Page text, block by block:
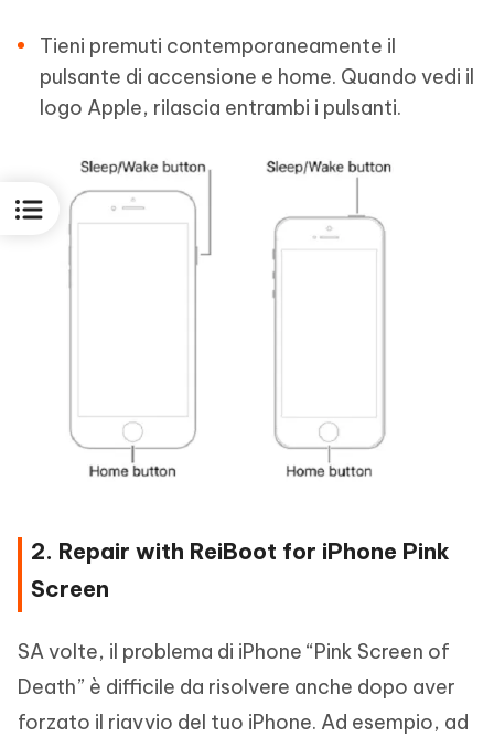
Tieni premuti contemporaneamente il
pulsante di accensione e home. Quando vedi il
logo Apple, rilascia entrambi i pulsanti.
2. Repair with ReiBoot for iPhone Pink
Screen
SA volte, il problema di iPhone “Pink Screen of
Death” è difficile da risolvere anche dopo aver
forzato il riavvio del tuo iPhone. Ad esempio, ad